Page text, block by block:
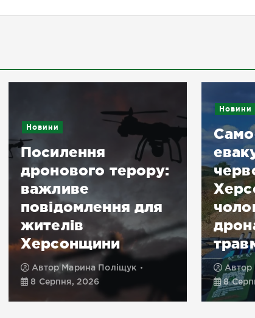
Новини
Посилення
дронового терору:
важливе
повідомлення для
жителів
Херсонщини
Автор Марина Поліщук
8 Серпня, 2026
Новини
Автор
8